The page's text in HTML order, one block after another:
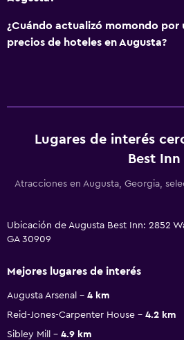
¿Cuándo actualizó momondo por
precios de hoteles en Augusta?
Lugares de interés
Best Inn
Atracciones en Augusta, Georgia,
Ubicación de Augusta Best Inn: 2852
GA 30909
Mejores lugares de interés
Augusta Arsenal
4 km
Reid-Jones-Carpenter House
4.2 km
Sibley Mill
4.9 km